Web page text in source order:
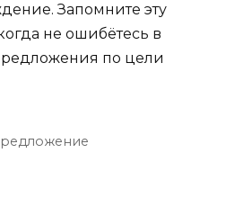
Запомните эту
не ошибётесь в
по цели